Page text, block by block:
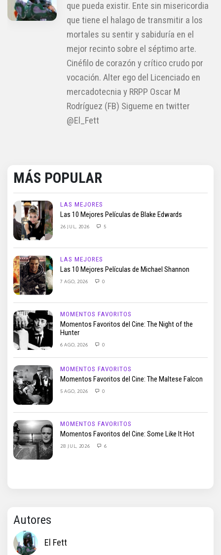
que pueda existir. Ente sin misericordia
que tiene el halago de transmitir a los
mortales su sentir y sabiduría en el
mejor recinto sobre el séptimo arte.
Cinéfilo de corazón y crítico crudo por
vocación. Alter ego del Licenciado en
mercadotecnia y RRPP Oscar M
Rodríguez (FB) Sigueme en twitter
@El_Fett
MÁS POPULAR
LAS MEJORES
Las 10 Mejores Películas de Blake Edwards
26 JUL, 2026 5
LAS MEJORES
Las 10 Mejores Películas de Michael Shannon
7 AGO, 2026 0
MOMENTOS FAVORITOS
Momentos Favoritos del Cine: The Night of the
Hunter
6 AGO, 2026 0
MOMENTOS FAVORITOS
Momentos Favoritos del Cine: The Maltese Falcon
5 AGO, 2026 0
MOMENTOS FAVORITOS
Momentos Favoritos del Cine: Some Like It Hot
28 JUL, 2026 6
Autores
El Fett